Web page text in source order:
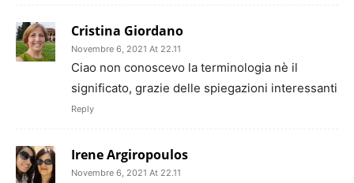
Cristina Giordano
Novembre 6, 2021 At 22.11
Ciao non conoscevo la terminologia nè il
significato, grazie delle spiegazioni interessanti
Reply
Irene Argiropoulos
Novembre 6, 2021 At 22.11